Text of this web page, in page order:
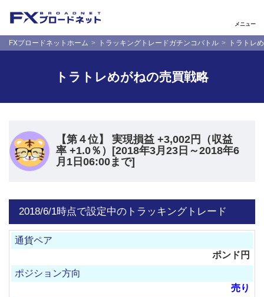
メニュー
FXブロードネットホーム トラッキングトレードガチンコバトル トラトレ
トラトレめがねの売買戦略
【第４位】 実現損益 +3,002円（収益
率 +1.0％）[2018年3月23日～2018年6
月1日06:00まで]
2018/6/1時点で設定中のトラッキングトレード
ポンド円
売り